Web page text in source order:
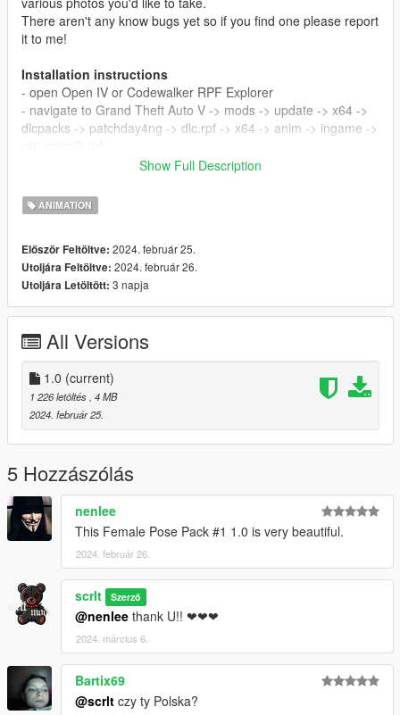
There aren't any know bugs yet so if you find one please report
it to me!
Installation instructions
- open Open IV or Codewalker RPF Explorer
- navigate to Grand Theft Auto V -> mods -> update -> x64 ->
dlcpacks -> patchday4ng -> dlc.rpf -> x64 -> anim -> ingame ->
- put all .ycd files into clip anim@.rpf
- copy and paste animations from read me.txt into your
Menyoo FavouriteAnims.xml
I'm the only and one creator of these poses
Show Full Description
ANIMATION
Először Feltöltve: 2024. február 25.
Utoljára Feltöltve: 2024. február 26.
Utoljára Letöltött: 3 napja
All Versions
1.0 (current)
1 226 letöltés , 4 MB
2024. február 25.
5 Hozzászólás
nenlee
This Female Pose Pack #1 1.0 is very beautiful.
2024. február 26.
scrlt Szerző
@nenlee thank U!! ❤❤❤
2024. március 6.
Bartix69
@scrlt czy ty Polska?